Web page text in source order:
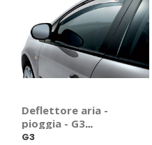
Deflettore aria -
pioggia - G3
Peugeot 3008, 5008
G3